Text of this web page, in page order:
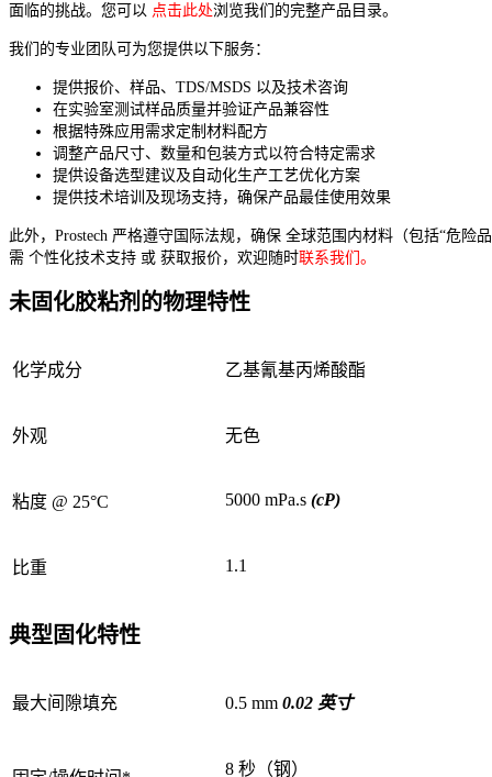
面临的挑战。您可以 点击此处浏览我们的完整产品目录。
我们的专业团队可为您提供以下服务：
提供报价、样品、TDS/MSDS 以及技术咨询
在实验室测试样品质量并验证产品兼容性
根据特殊应用需求定制材料配方
调整产品尺寸、数量和包装方式以符合特定需求
提供设备选型建议及自动化生产工艺优化方案
提供技术培训及现场支持，确保产品最佳使用效果
此外，Prostech 严格遵守国际法规，确保 全球范围内材料（包括“危险
需 个性化技术支持 或 获取报价，欢迎随时联系我们。
未固化胶粘剂的物理特性
化学成分 乙基氰基丙烯酸酯
外观 无色
粘度 @ 25°C 5000 mPa.s (cP)
比重 1.1
典型固化特性
最大间隙填充 0.5 mm 0.02 英寸
8 秒（钢）